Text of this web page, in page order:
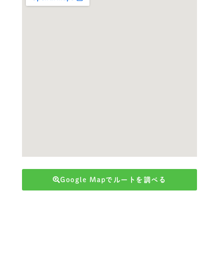
Google Mapでルートを調べる